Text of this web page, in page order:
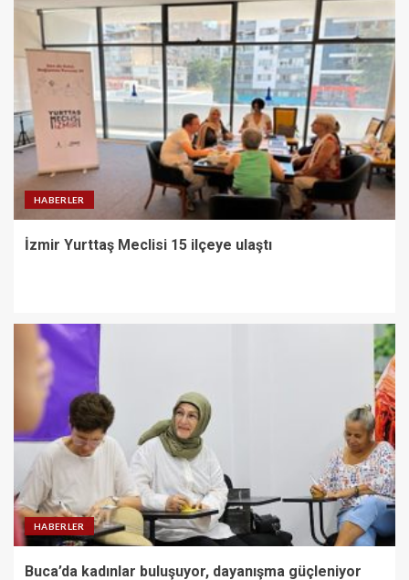
HABERLER
İzmir Yurttaş Meclisi 15 ilçeye ulaştı
HABERLER
Buca’da kadınlar buluşuyor, dayanışma güçleniyor